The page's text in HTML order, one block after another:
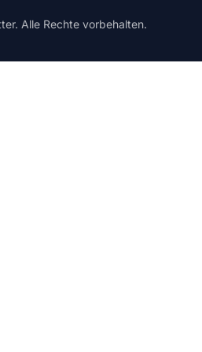
Alle Rechte vorbehalten.